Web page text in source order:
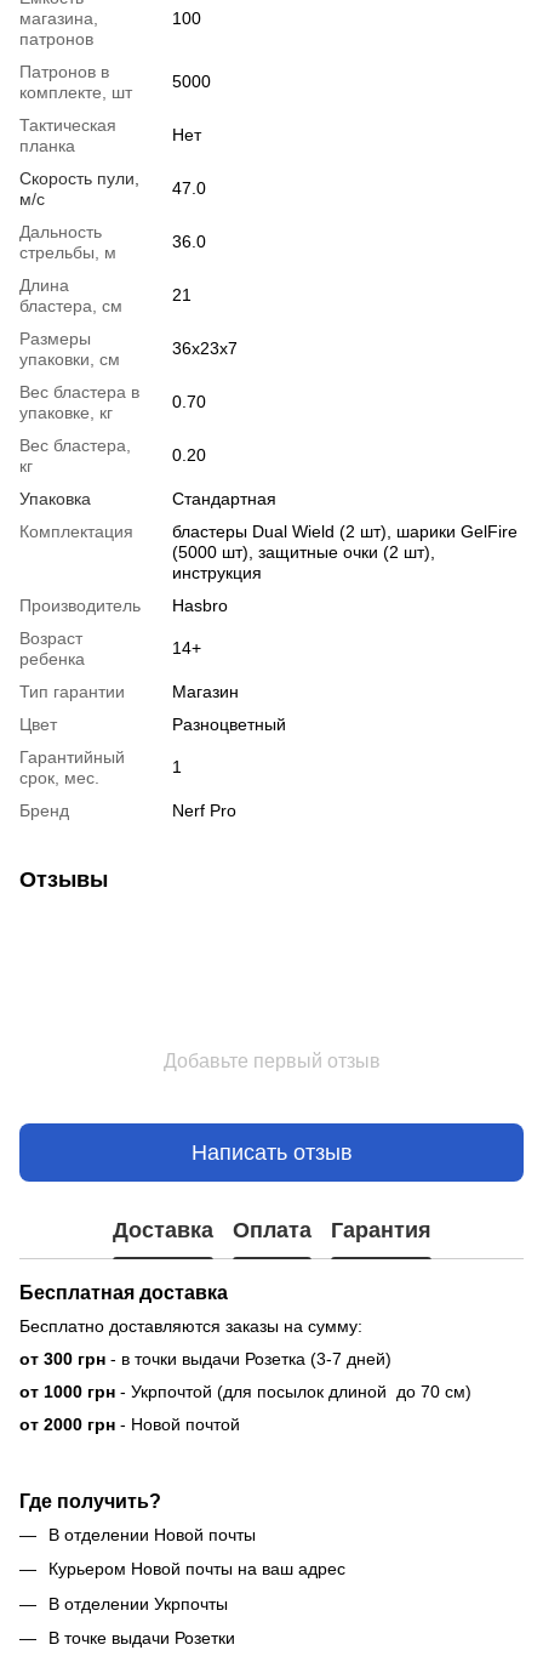
магазина,
патронов
100
Патронов в
комплекте, шт
5000
Тактическая
планка
Нет
Скорость пули,
м/с
47.0
Дальность
стрельбы, м
36.0
Длина
бластера, см
21
Размеры
упаковки, см
36x23x7
Вес бластера в
упаковке, кг
0.70
Вес бластера,
кг
0.20
Упаковка
Стандартная
Комплектация
бластеры Dual Wield (2 шт), шарики GelFire
(5000 шт), защитные очки (2 шт),
инструкция
Производитель
Hasbro
Возраст
ребенка
14+
Тип гарантии
Магазин
Цвет
Разноцветный
Гарантийный
срок, мес.
1
Бренд Nerf Pro
Отзывы
Добавьте первый отзыв
Написать отзыв
Доставка Оплата Гарантия
Бесплатная доставка
Бесплатно доставляются заказы на сумму:
от 300 грн - в точки выдачи Розетка (3-7 дней)
от 1000 грн - Укрпочтой (для посылок длиной до 70 см)
от 2000 грн - Новой почтой
Где получить?
В отделении Новой почты
Курьером Новой почты на ваш адрес
В отделении Укрпочты
В точке выдачи Розетки